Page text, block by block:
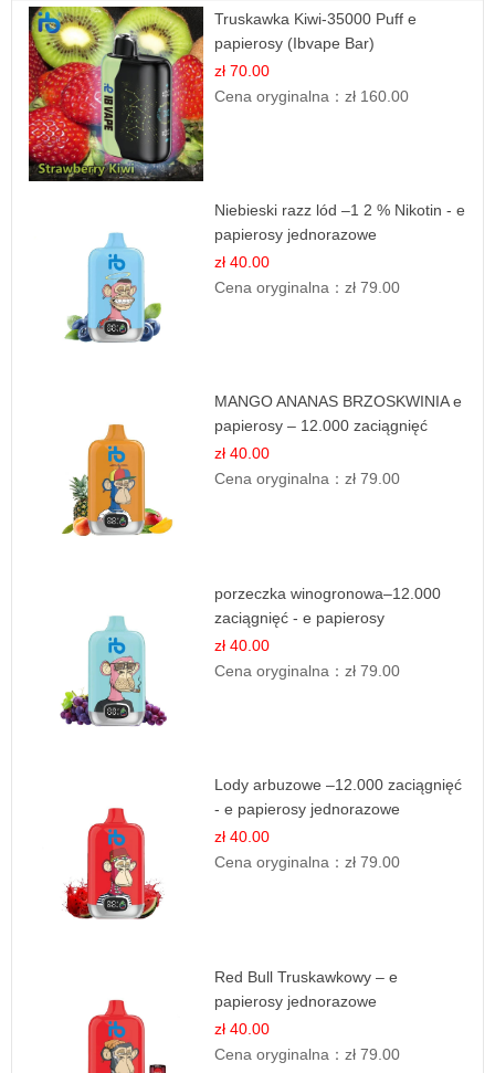
Truskawka Kiwi-35000 Puff e
papierosy (Ibvape Bar)
zł 70.00
Cena oryginalna：zł 160.00
Niebieski razz lód –1 2 % Nikotin - e
papierosy jednorazowe
zł 40.00
Cena oryginalna：zł 79.00
MANGO ANANAS BRZOSKWINIA e
papierosy – 12.000 zaciągnięć
zł 40.00
Cena oryginalna：zł 79.00
porzeczka winogronowa–12.000
zaciągnięć - e papierosy
zł 40.00
Cena oryginalna：zł 79.00
Lody arbuzowe –12.000 zaciągnięć
- e papierosy jednorazowe
zł 40.00
Cena oryginalna：zł 79.00
Red Bull Truskawkowy – e
papierosy jednorazowe
zł 40.00
Cena oryginalna：zł 79.00